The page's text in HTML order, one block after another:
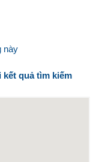
này
kết quả tìm kiếm